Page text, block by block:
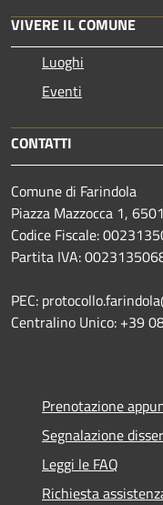
VIVERE IL COMUNE
Luoghi
Eventi
CONTATTI
Comune di Farindola
Piazza Mazzocca 1,
Codice Fiscale:
Partita IVA:
PEC:
Centralino Unico: +39
Prenotazione
Segnalazione
Leggi le FAQ
Richiesta